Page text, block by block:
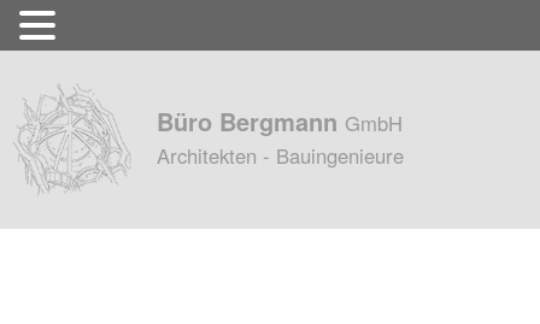
Büro Bergmann GmbH
Architekten - Bauingenieure